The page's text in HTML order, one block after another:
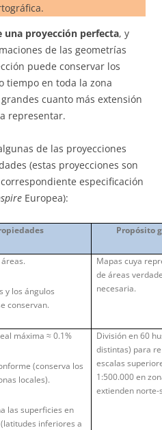
una proyección perfecta, y
de las geometrías
puede conservar los
tiempo en toda la zona
cuanto más extensión
representar.
de las proyecciones
(estas proyecciones son
especificación
Europea):
Propósito
y los ángulos
conservan.
Mapas cuya
de áreas
necesaria.
máxima ≈ 0.1%
(conserva los
locales).
las superficies en
inferiores a
División en 60
distintas) para
escalas
1:500.000 en
extienden norte-